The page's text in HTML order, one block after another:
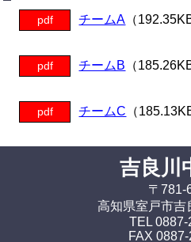
pdf チームA （
pdf チームB （
pdf チームC （
吉良川
〒781-
高知県室戸市吉
TEL
FAX